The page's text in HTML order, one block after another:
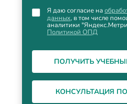
Я даю согласие на
данных, в том числе
аналитики
Политикой ОПД
ПОЛУЧИТЬ
КОНСУЛЬТАЦИЯ